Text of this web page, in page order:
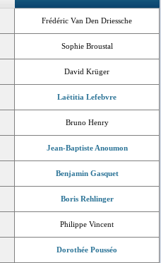
Frédéric Van Den Driessche
Sophie Broustal
David Krüger
Laëtitia Lefebvre
Bruno Henry
Jean-Baptiste Anoumon
Benjamin Gasquet
Boris Rehlinger
Philippe Vincent
Dorothée Pousséo